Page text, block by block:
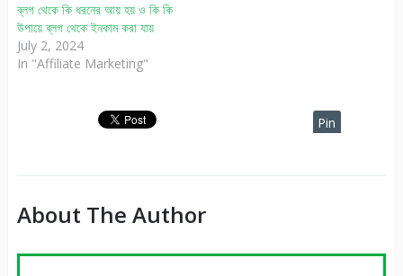
ব্লগ থেকে কি ধরনের আয় হয় ও কি কি
উপায়ে ব্লগ থেকে ইনকাম করা যায়
July 2, 2024
In "Affiliate Marketing"
Pin
About The Author